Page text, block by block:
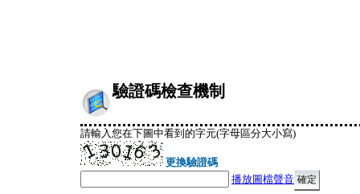
驗證碼檢查機制
請輸入您在下圖中看到的字元(字母區分大小寫)
更換驗證碼
播放圖檔聲音